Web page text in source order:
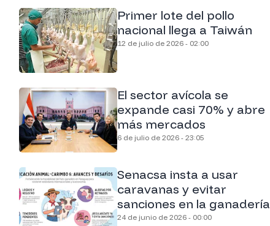
Primer lote del pollo
nacional llega a Taiwán
12 de julio de 2026 - 02:00
El sector avícola se
expande casi 70% y abre
más mercados
6 de julio de 2026 - 23:05
Senacsa insta a usar
caravanas y evitar
sanciones en la ganadería
24 de junio de 2026 - 00:00